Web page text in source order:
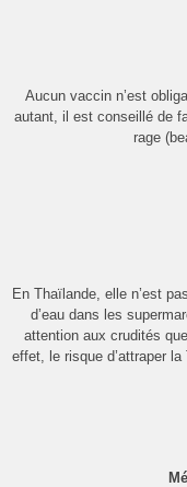
Aucun vaccin n’est
autant, il est conseillé de
rage
En Thaïlande, elle n’est
d’eau dans les
attention aux crudités
effet, le risque d’attraper